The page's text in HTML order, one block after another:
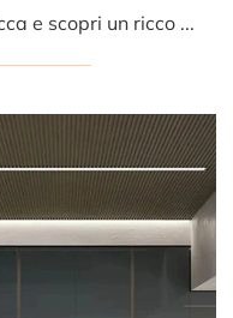
Cucine Moderne ad angolo: clicca e scopri un ricco catalogo di soluzioni del brand Stosa, tra cui il modello Aliant 08.